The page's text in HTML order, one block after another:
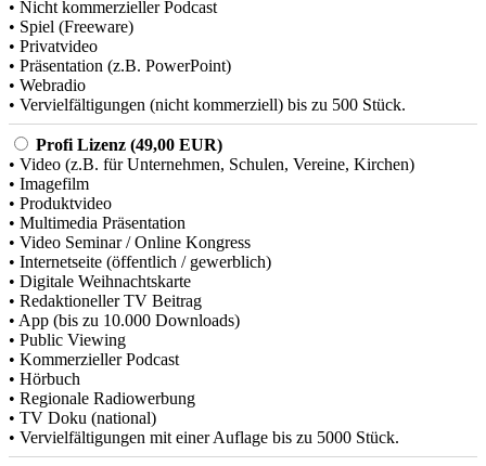
• Nicht kommerzieller Podcast
• Spiel (Freeware)
• Privatvideo
• Präsentation (z.B. PowerPoint)
• Webradio
• Vervielfältigungen (nicht kommerziell) bis zu 500 Stück.
Profi Lizenz (49,00 EUR)
• Video (z.B. für Unternehmen, Schulen, Vereine, Kirchen)
• Imagefilm
• Produktvideo
• Multimedia Präsentation
• Video Seminar / Online Kongress
• Internetseite (öffentlich / gewerblich)
• Digitale Weihnachtskarte
• Redaktioneller TV Beitrag
• App (bis zu 10.000 Downloads)
• Public Viewing
• Kommerzieller Podcast
• Hörbuch
• Regionale Radiowerbung
• TV Doku (national)
• Vervielfältigungen mit einer Auflage bis zu 5000 Stück.